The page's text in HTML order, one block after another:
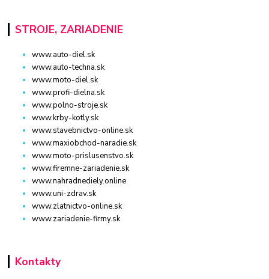
STROJE, ZARIADENIE
www.auto-diel.sk
www.auto-techna.sk
www.moto-diel.sk
www.profi-dielna.sk
www.polno-stroje.sk
www.krby-kotly.sk
www.stavebnictvo-online.sk
www.maxiobchod-naradie.sk
www.moto-prislusenstvo.sk
www.firemne-zariadenie.sk
www.nahradnediely.online
www.uni-zdrav.sk
www.zlatnictvo-online.sk
www.zariadenie-firmy.sk
Kontakty